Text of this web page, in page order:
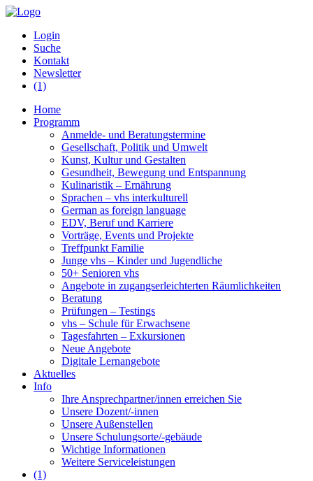
Login
Suche
Kontakt
Newsletter
(1)
Home
Programm
Anmelde- und Beratungstermine
Gesellschaft, Politik und Umwelt
Kunst, Kultur und Gestalten
Gesundheit, Bewegung und Entspannung
Kulinaristik – Ernährung
Sprachen – vhs interkulturell
German as foreign language
EDV, Beruf und Karriere
Vorträge, Events und Projekte
Treffpunkt Familie
Junge vhs – Kinder und Jugendliche
50+ Senioren vhs
Angebote in zugangserleichterten Räumlichkeiten
Beratung
Prüfungen – Testings
vhs – Schule für Erwachsene
Tagesfahrten – Exkursionen
Neue Angebote
Digitale Lernangebote
Aktuelles
Info
Ihre Ansprechpartner/innen erreichen Sie
Unsere Dozent/-innen
Unsere Außenstellen
Unsere Schulungsorte/-gebäude
Wichtige Informationen
Weitere Serviceleistungen
(1)